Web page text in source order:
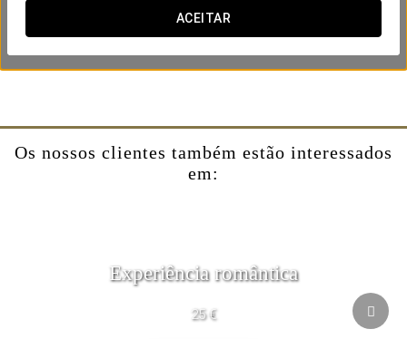
ACEITAR
Adicione esta experiência ao reservar a sua estadia e
presenteie-se com um momento de calma.
Os nossos clientes também estão interessados
em:
Experiência romântica
25 €